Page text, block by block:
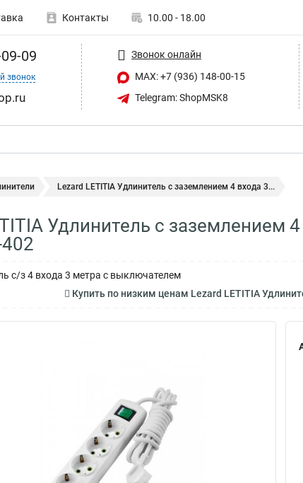
Контакты 10.00 - 18.00
09
звонок
Звонок онлайн
MAX: +7 (936) 148-00-15
Telegram: ShopMSK8
Lezard LETITIA Удлинитель с заземлением 4 входа 3...
Удлинитель с заземлением
с/з 4 входа 3 метра с выключателем
Купить по низким ценам Lezard LETITIA